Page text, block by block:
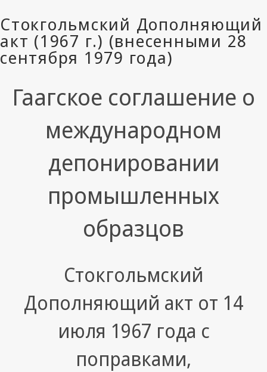
Гаагское соглашение о
международном
депонировании
промышленных
образцов
Стокгольмский
Дополняющий акт от 14
июля 1967 года с
поправками,